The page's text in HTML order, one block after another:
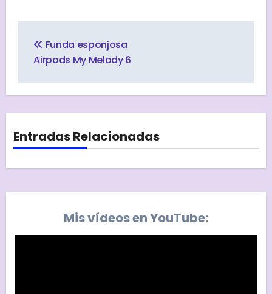
de
entradas
Funda esponjosa
Airpods My Melody 6
Entradas Relacionadas
Mis vídeos en YouTube: